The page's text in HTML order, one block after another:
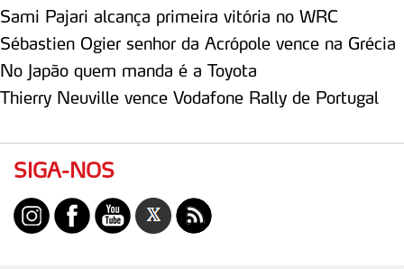
Sami Pajari alcança primeira vitória no WRC
Sébastien Ogier senhor da Acrópole vence na Grécia
No Japão quem manda é a Toyota
Thierry Neuville vence Vodafone Rally de Portugal
SIGA-NOS